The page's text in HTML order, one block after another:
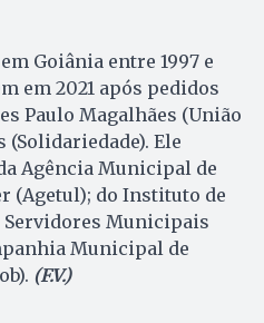
Goiânia entre 1997 e
em 2021 após pedidos
Paulo Magalhães (União
(Solidariedade). Ele
Agência Municipal de
(Agetul); do Instituto de
Servidores Municipais
Municipal de
(F.V.)